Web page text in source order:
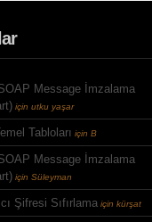
Message İmzalama
için utku yaşar
Tabloları için B
Message İmzalama
için Süleyman
Şifresi Sıfırlama için kürşat